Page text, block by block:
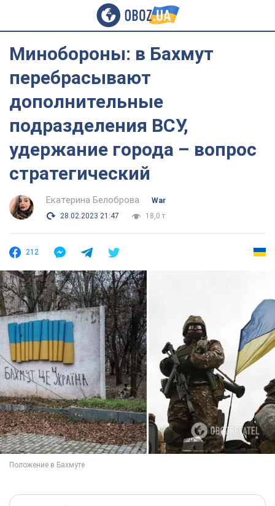
Минобороны: в Бахмут
перебрасывают
дополнительные
подразделения ВСУ,
удержание города – вопрос
стратегический
Екатерина Белоброва
War
28.02.2023 21:47
18,0 т.
212